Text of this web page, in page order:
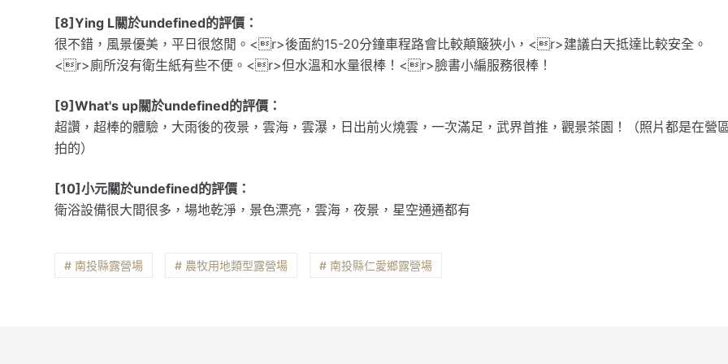
[8]Ying L關於undefined的評價：
很不錯，風景優美，平日很悠閒。<r>後面約15-20分鐘車程路會比較顛簸狹小，<r>建議白天抵達比較安全。
<r>廁所沒有衛生紙有些不便。<r>但水溫和水量很棒！<r>臉書小編服務很棒！
[9]What's up關於undefined的評價：
超讚，超棒的體驗，大雨後的夜景，雲海，雲瀑，日出前火燒雲，一次滿足，武界首推，觀景茶園！（照片都是在營
拍的）
[10]小元關於undefined的評價：
衛浴設備很大間很多，場地乾淨，景色漂亮，雲海，夜景，星空通通都有
# 南投縣露營場 # 農牧用地類型露營場 # 南投縣仁愛鄉露營場